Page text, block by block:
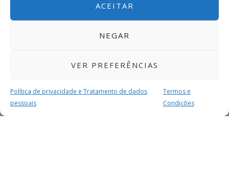
ACEITAR
NEGAR
VER PREFERÊNCIAS
Política de privacidade e Tratamento de dados
pessoais
Termos e
Condições